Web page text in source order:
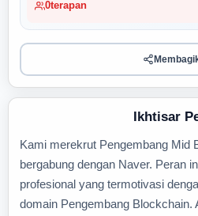
0terapan
Ikhtisar
Kami merekrut Pengembang Mid
bergabung dengan Naver. Peran
profesional yang termotivasi
domain Pengembang Blockchain.